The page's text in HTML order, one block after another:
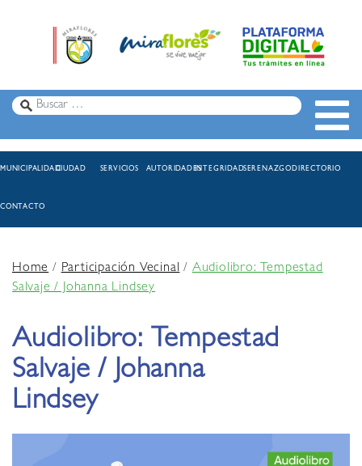
MUNICIPALIDADCIUDAD SERVICIOS AUTORIDADESINTEGRIDADSERENAZGODIRECTORIO
CONTACTO
Home/Participación Vecinal/Audiolibro: Tempestad
Salvaje / Johanna Lindsey
Audiolibro: Tempestad
Salvaje / Johanna
Lindsey